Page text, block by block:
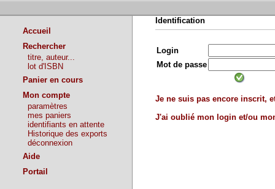
Accueil
Rechercher
titre, auteur...
lot d'ISBN
Panier en cours
Mon compte
paramètres
mes paniers
identifiants en attente
Historique des exports
déconnexion
Aide
Portail
Identification
Login
Mot de passe
Je ne suis pas encore inscrit,
J'ai oublié mon login et/ou